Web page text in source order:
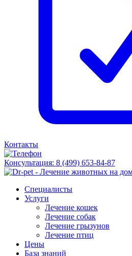
Контакты
Консультация: 8 (499) 653-84-87
Специалисты
Услуги
Лечение кошек
Лечение собак
Лечение грызунов
Лечение птиц
Цены
База знаний